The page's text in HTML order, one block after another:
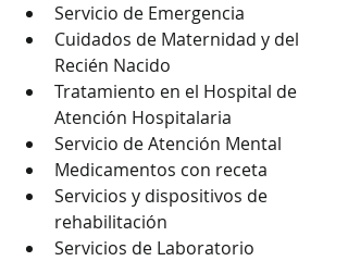
Servicio de Emergencia
Cuidados de Maternidad y del
Recién Nacido
Tratamiento en el Hospital de
Atención Hospitalaria
Servicio de Atención Mental
Medicamentos con receta
Servicios y dispositivos de
rehabilitación
Servicios de Laboratorio